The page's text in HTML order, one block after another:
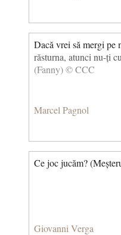
Dacă vrei să mergi pe
răsturna, atunci nu-ți
(Fanny) © CCC
Marcel Pagnol
Ce joc jucăm?
Giovanni Verga